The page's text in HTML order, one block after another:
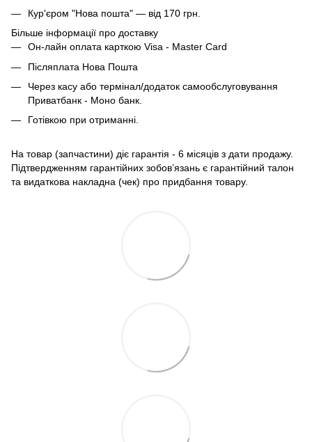
Кур'єром "Нова пошта" — від 170 грн.
Більше інформації про доставку
Он-лайн оплата карткою Visa - Master Card
Післяплата Нова Пошта
Через касу або термінал/додаток самообслуговування
Приватбанк - Моно банк.
Готівкою при отриманні.
На товар (запчастини) діє гарантія - 6 місяців з дати продажу.
Підтвердженням гарантійних зобов’язань є гарантійний талон
та видаткова накладна (чек) про придбання товару.